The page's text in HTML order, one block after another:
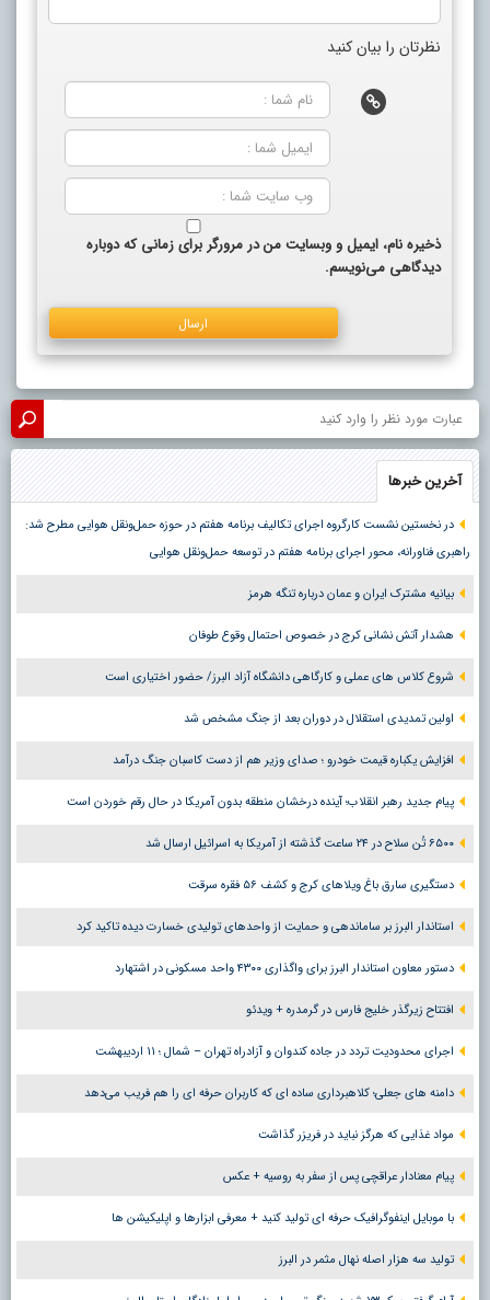
نظرتان را بیان کنید
ذخیره نام، ایمیل و وبسایت من در مرورگر برای زمانی که دوباره
دیدگاهی می‌نویسم.
آخرین خبرها
در نخستین نشست کارگروه اجرای تکالیف برنامه هفتم در حوزه حمل‌ونقل هوایی مطرح شد:
راهبری فناورانه، محور اجرای برنامه هفتم در توسعه حمل‌ونقل هوایی
بیانیه مشترک ایران و عمان درباره تنگه هرمز
هشدار آتش نشانی کرج در خصوص احتمال وقوع طوفان
شروع کلاس های عملی و کارگاهی دانشگاه آزاد البرز/ حضور اختیاری است
اولین تمدیدی استقلال در دوران بعد از جنگ مشخص شد
افزایش یکباره قیمت خودرو ؛ صدای وزیر هم از دست کاسبان جنگ درآمد
پیام جدید رهبر انقلاب؛ آینده درخشان منطقه بدون آمریکا در حال رقم خوردن است
۶۵۰۰ تُن سلاح در ۲۴ ساعت گذشته از آمریکا به اسرائیل ارسال شد
دستگیری سارق باغ ویلاهای کرج و کشف ۵۶ فقره سرقت
استاندار البرز بر ساماندهی و حمایت از واحدهای تولیدی خسارت دیده تاکید کرد
دستور معاون استاندار البرز برای واگذاری ۴۳۰۰ واحد مسکونی در اشتهارد
افتتاح زیرگذر خلیج فارس در گرمدره + ویدئو
اجرای محدودیت تردد در جاده کندوان و آزادراه تهران – شمال ؛ ١١ اردیبهشت
دامنه های جعلی؛ کلاهبرداری ساده ای که کاربران حرفه ای را هم فریب می‌دهد
مواد غذایی که هرگز نباید در فریزر گذاشت
پیام معنادار عراقچی پس از سفر به روسیه + عکس
با موبایل اینفوگرافیک حرفه ای تولید کنید + معرفی ابزارها و اپلیکیشن ها
تولید سه هزار اصله نهال مثمر در البرز